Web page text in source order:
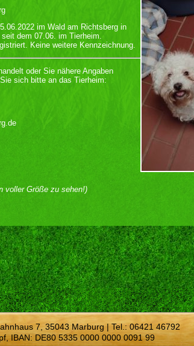
im Wald am Richtsberg in
dem 07.06. im Tierheim.
Keine weitere Kennzeichnung.
oder Sie nähere Angaben
sich bitte an das Tierheim:
voller Größe zu sehen!)
7, 35043 Marburg | Tel.: 06421 46792
IBAN: DE80 5335 0000 0000 0091 99